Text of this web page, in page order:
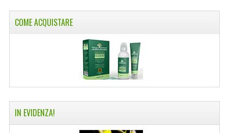
COME ACQUISTARE
IN EVIDENZA!